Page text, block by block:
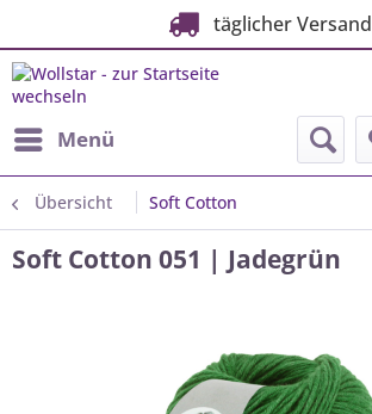
täglicher Versand
Menü
Übersicht Soft Cotton
Soft Cotton 051 | Jadegrün